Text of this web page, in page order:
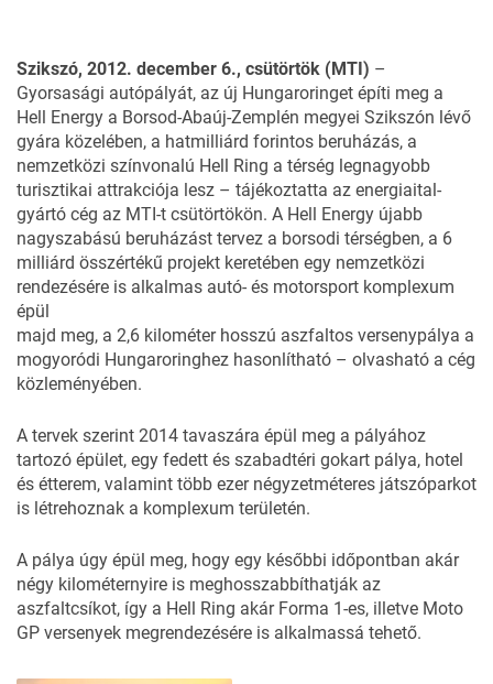
Szikszó, 2012. december 6., csütörtök (MTI) –
Gyorsasági autópályát, az új Hungaroringet építi meg a
Hell Energy a Borsod-Abaúj-Zemplén megyei Szikszón lévő
gyára közelében, a hatmilliárd forintos beruházás, a
nemzetközi színvonalú Hell Ring a térség legnagyobb
turisztikai attrakciója lesz – tájékoztatta az energiaital-
gyártó cég az MTI-t csütörtökön. A Hell Energy újabb
nagyszabású beruházást tervez a borsodi térségben, a 6
milliárd összértékű projekt keretében egy nemzetközi
rendezésére is alkalmas autó- és motorsport komplexum
épül
majd meg, a 2,6 kilométer hosszú aszfaltos versenypálya a
mogyoródi Hungaroringhez hasonlítható – olvasható a cég
közleményében.
A tervek szerint 2014 tavaszára épül meg a pályához
tartozó épület, egy fedett és szabadtéri gokart pálya, hotel
és étterem, valamint több ezer négyzetméteres játszóparkot
is létrehoznak a komplexum területén.
A pálya úgy épül meg, hogy egy későbbi időpontban akár
négy kilométernyire is meghosszabbíthatják az
aszfaltcsíkot, így a Hell Ring akár Forma 1-es, illetve Moto
GP versenyek megrendezésére is alkalmassá tehető.